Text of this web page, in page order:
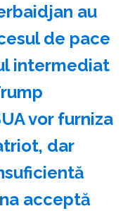
au
de pace
intermediat
vor furniza
dar
acceptă